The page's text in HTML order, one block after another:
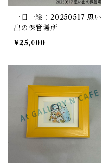
一日一絵：20250517 思い
出の保管場所
¥25,000